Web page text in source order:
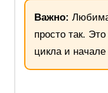
Важно:
просто так.
цикла и начале